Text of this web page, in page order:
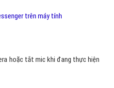
hoặc tắt mic khi đang thực hiện